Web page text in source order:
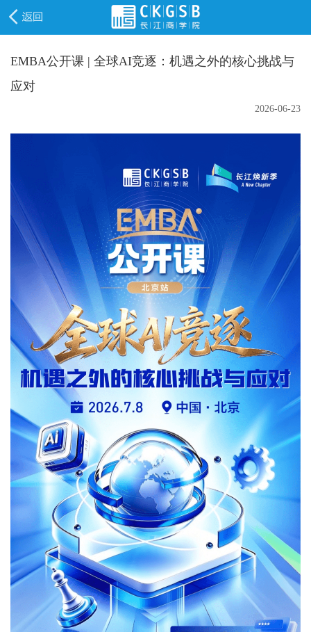
EMBA公开课 | 全球AI竞逐：机遇之外的核心挑战与
应对
2026-06-23